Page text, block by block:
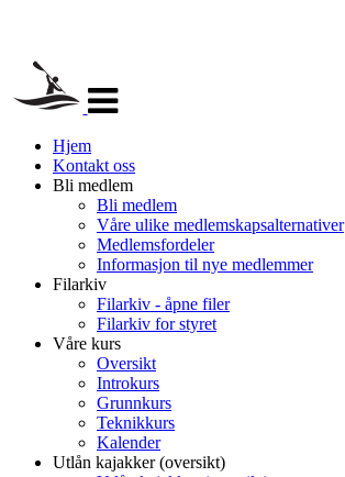
navigasjon
Hjem
Kontakt oss
Bli medlem
Bli medlem
Våre ulike medlemskapsalternativer
Medlemsfordeler
Informasjon til nye medlemmer
Filarkiv
Filarkiv - åpne filer
Filarkiv for styret
Våre kurs
Oversikt
Introkurs
Grunnkurs
Teknikkurs
Kalender
Utlån kajakker (oversikt)